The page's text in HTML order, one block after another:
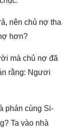
nên chủ nợ tha
hơn?
mà chủ nợ đã
rằng: Ngươi
phán cùng Si-
Ta vào nhà